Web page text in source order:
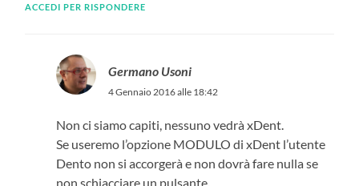
ACCEDI PER RISPONDERE
Germano Usoni
4 Gennaio 2016 alle 18:42
Non ci siamo capiti, nessuno vedrà xDent.
Se useremo l’opzione MODULO di xDent l’utente
Dento non si accorgerà e non dovrà fare nulla se
non schiacciare un pulsante.